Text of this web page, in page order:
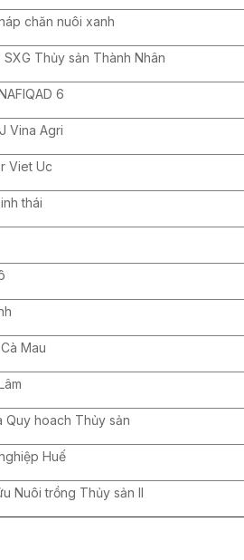
chăn nuôi xanh
Thủy sản Thành Nhân
6
Vina Agri
Viet Uc
thái
Mau
Quy hoach Thủy sản
Huế
Nuôi trồng Thủy sản II